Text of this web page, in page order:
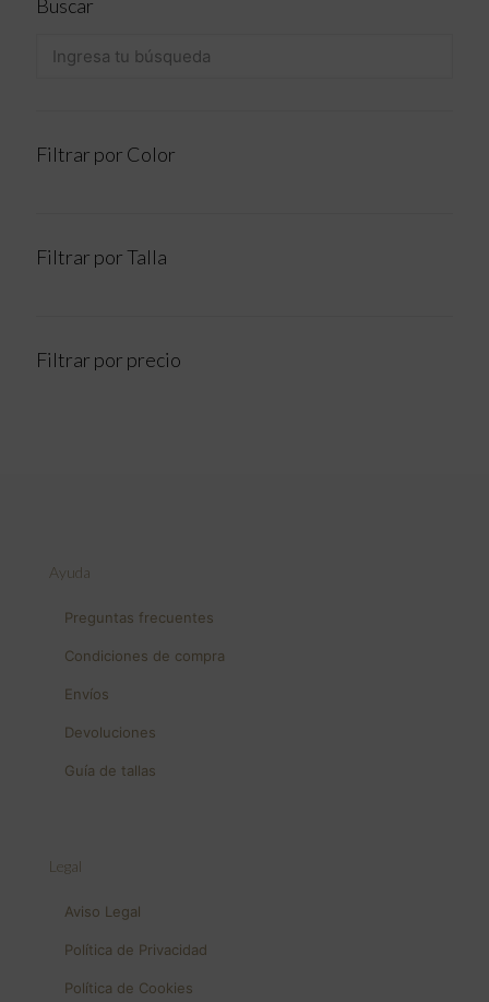
Buscar
Filtrar por Color
Filtrar por Talla
Filtrar por precio
Ayuda
Preguntas frecuentes
Condiciones de compra
Envíos
Devoluciones
Guía de tallas
Legal
Aviso Legal
Política de Privacidad
Política de Cookies